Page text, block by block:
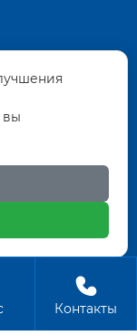
по
Датун,
Машин

Контакты
вы